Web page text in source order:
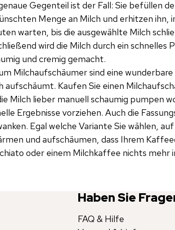
Gegenteil ist der Fall: Sie befüllen
Menge an Milch und erhitzen ihn,
warten, bis die ausgewählte Milch
wird die Milch durch ein
und cremig gemacht.
Milchaufschäumer sind eine
aufschäumt. Kaufen Sie einen
Milch lieber manuell schaumig pumpen
Ergebnisse vorziehen. Auch die
Egal welche Variante Sie wählen,
und aufschäumen, dass Ihrem
oder einem Milchkaffee nichts mehr
Haben Sie
FAQ & Hilfe